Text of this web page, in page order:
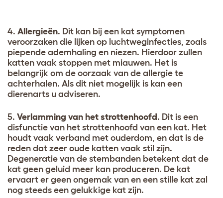
4. Allergieën. Dit kan bij een kat symptomen
veroorzaken die lijken op luchtweginfecties, zoals
piepende ademhaling en niezen. Hierdoor zullen
katten vaak stoppen met miauwen. Het is
belangrijk om de oorzaak van de allergie te
achterhalen. Als dit niet mogelijk is kan een
dierenarts u adviseren.
5. Verlamming van het strottenhoofd. Dit is een
disfunctie van het strottenhoofd van een kat. Het
houdt vaak verband met ouderdom, en dat is de
reden dat zeer oude katten vaak stil zijn.
Degeneratie van de stembanden betekent dat de
kat geen geluid meer kan produceren. De kat
ervaart er geen ongemak van en een stille kat zal
nog steeds een gelukkige kat zijn.